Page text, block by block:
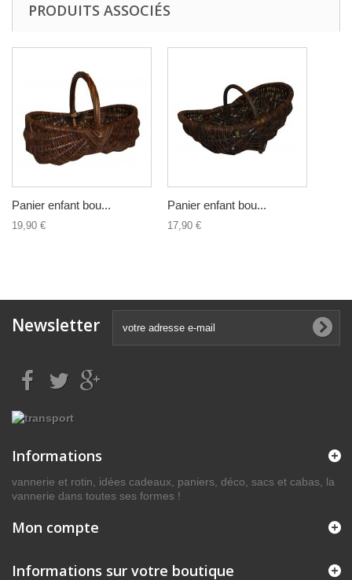
PRODUITS ASSOCIÉS
Panier enfant bou...
19,90 €
Panier enfant bou...
17,90 €
Newsletter
Informations
vannerie et rotin, idées cadeaux, paniers, déco, sacs et cabas, la
vannerie dans toutes ses formes !
Mon compte
Informations sur votre boutique